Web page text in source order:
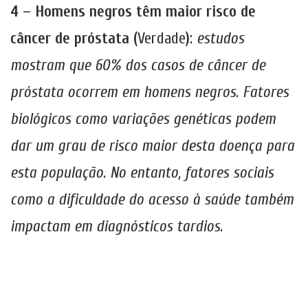
4 – Homens negros têm maior risco de
câncer de próstata (Verdade): estudos
mostram que 60% dos casos de câncer de
próstata ocorrem em homens negros. Fatores
biológicos como variações genéticas podem
dar um grau de risco maior desta doença para
esta população. No entanto, fatores sociais
como a dificuldade do acesso à saúde também
impactam em diagnósticos tardios.